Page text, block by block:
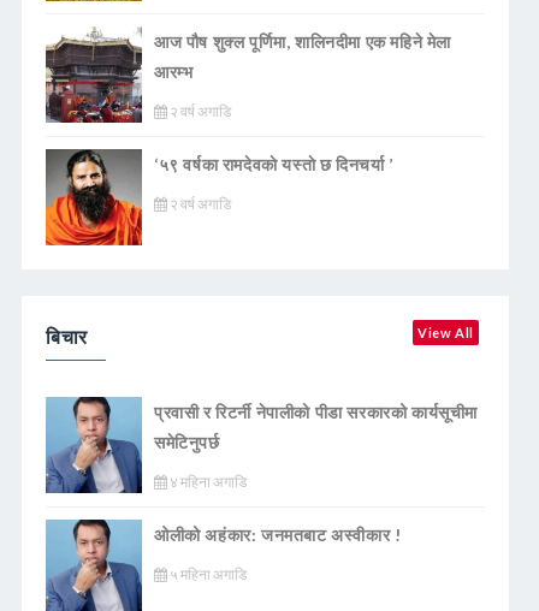
आज पौष शुक्ल पूर्णिमा, शालिनदीमा एक महिने मेला
आरम्भ
२ वर्ष अगाडि
‘५९ वर्षका रामदेवकाे यस्ताे छ दिनचर्या ’
२ वर्ष अगाडि
बिचार View All
प्रवासी र रिटर्नी नेपालीको पीडा सरकारको कार्यसूचीमा
समेटिनुपर्छ
४ महिना अगाडि
ओलीको अहंकार: जनमतबाट अस्वीकार !
५ महिना अगाडि